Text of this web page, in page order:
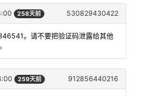
258天前 530829430422
。请不要把验证码泄露给其他
259天前 912856440216